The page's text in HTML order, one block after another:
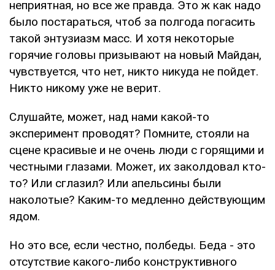
неприятная, но все же правда. Это ж как надо
было постараться, чтоб за полгода погасить
такой энтузиазм масс. И хотя некоторые
горячие головы призывают на новый Майдан,
чувствуется, что нет, никто никуда не пойдет.
Никто никому уже не верит.
Слушайте, может, над нами какой-то
эксперимент проводят? Помните, стояли на
сцене красивые и не очень люди с горящими и
честными глазами. Может, их заколдовал кто-
то? Или сглазил? Или апельсины были
наколотые? Каким-то медленно действующим
ядом.
Но это все, если честно, полбеды. Беда - это
отсутствие какого-либо конструктивного